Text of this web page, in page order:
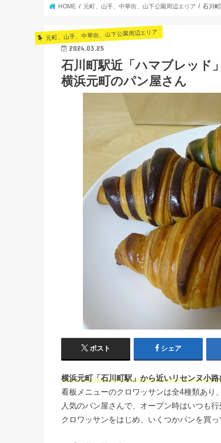
HOME 元町、山手、中華街、山下公園周辺エリア 石川
元町、山手、中華街、山下公園周辺エリア
2024.03.25
石川町駅近「ハマブレッド
横浜元町のパン屋さん
ポスト シェア
横浜元町「石川町駅」から近いリセンヌ小
看板メニューのクロワッサンは全4種類あり
人気のパン屋さんで、オープン時はいつも行
クロワッサンをはじめ、いくつかパンを買